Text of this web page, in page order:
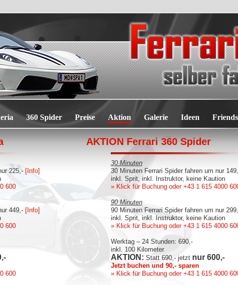
360 Spider Preise Aktion Galerie Ideen Friends
225,- [Info]
600
449,- [Info]
600
600
AKTION Ferrari 360 Spider
30 Minuten
30 Minuten Ferrari Spider fahren um nur
inkl. Sprit, inkl. Instruktor, keine Kaution
» Klick für Buchung oder +43 1 615 4000
90 Minuten
90 Minuten Ferrari Spider fahren um nur
inkl. Sprit, inkl. Instruktor, keine Kaution
» Klick für Buchung oder +43 1 615 4000
Werktag – 24 Stunden: 690,-
inkl. 100 Kilometer
AKTION: Statt 690,- jetzt nur 600,-
Jetzt buchen und 90,- sparen
» Klick für Buchung oder +43 1 615 4000